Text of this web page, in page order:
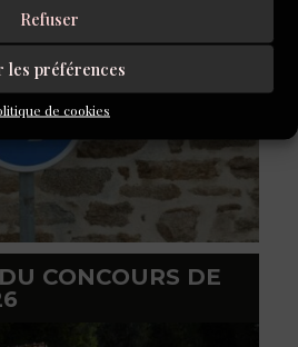
Refuser
les préférences
de cookies
CONCOURS DE